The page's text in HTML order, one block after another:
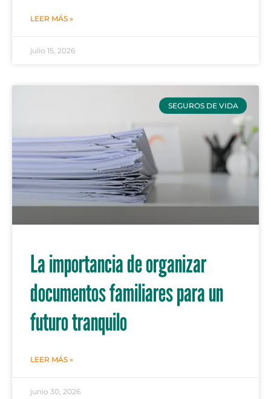
LEER MÁS »
julio 15, 2026
SEGUROS DE VIDA
La importancia de organizar
documentos familiares para un
futuro tranquilo
LEER MÁS »
junio 30, 2026